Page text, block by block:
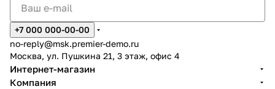
+7 000 000-00-00
no-reply@msk.premier-demo.ru
Москва, ул. Пушкина 21, 3 этаж, офис 4
Интернет-магазин
Компания